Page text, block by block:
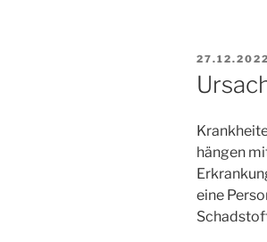
AM
27.12.2022
hängen
eine